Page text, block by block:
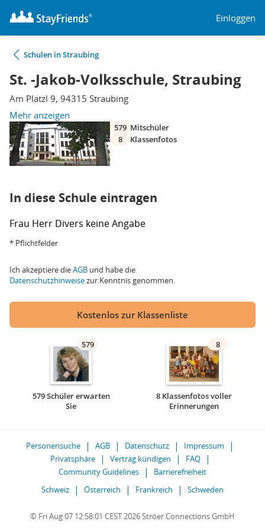
Einloggen
Schulen in Straubing
St. -Jakob-Volksschule, Straubing
Am Platzl 9, 94315 Straubing
Mehr anzeigen
579 Mitschüler
8
Klassenfotos
In diese Schule eintragen
Frau Herr Divers keine Angabe
* Pflichtfelder
Ich akzeptiere dieAGB und habe die
Datenschutzhinweisezur Kenntnis genommen.
Kostenlos zur Klassenliste
579
579 Schüler erwarten
Sie
8
8 Klassenfotos voller
Erinnerungen
Personensuche AGB Datenschutz
Impressum
Privatsphäre
Vertrag kündigen
FAQ
Community Guidelines
Barrierefreiheit
Schweiz
Österreich Frankreich Schweden
© Fri Aug 07 12:58:01 CEST 2026 Ströer Connections GmbH